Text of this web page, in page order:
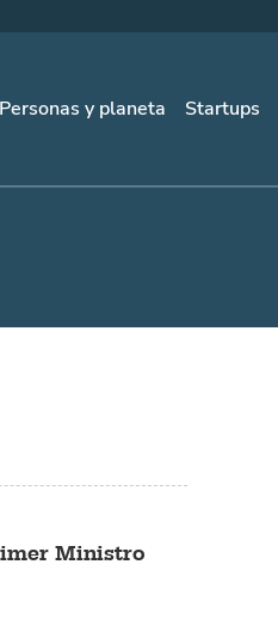
Personas y planeta Startups
Ministro